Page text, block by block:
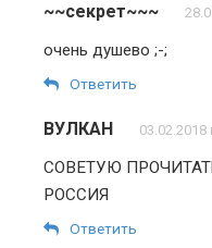
~~секрет~~~
очень душево ;-;
Ответить
ВУЛКАН 03.02.2018
СОВЕТУЮ
РОССИЯ
Ответить